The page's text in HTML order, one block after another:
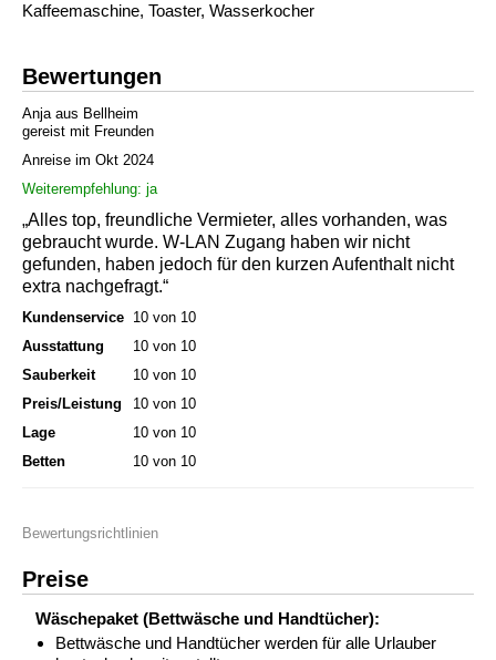
Kaffeemaschine, Toaster, Wasserkocher
Bewertungen
Anja aus Bellheim
gereist mit Freunden
Anreise im Okt 2024
Weiterempfehlung: ja
„Alles top, freundliche Vermieter, alles vorhanden, was
gebraucht wurde. W-LAN Zugang haben wir nicht
gefunden, haben jedoch für den kurzen Aufenthalt nicht
extra nachgefragt.“
Kundenservice 10 von 10
Ausstattung
10 von 10
Sauberkeit
10 von 10
Preis/Leistung
10 von 10
Lage
10 von 10
Betten
10 von 10
Bewertungsrichtlinien
Preise
Wäschepaket (Bettwäsche und Handtücher):
Bettwäsche und Handtücher werden für alle Urlauber